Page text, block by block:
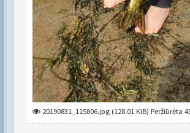
20190831_115806.jpg (128.01 KiB) Peržiūrėta